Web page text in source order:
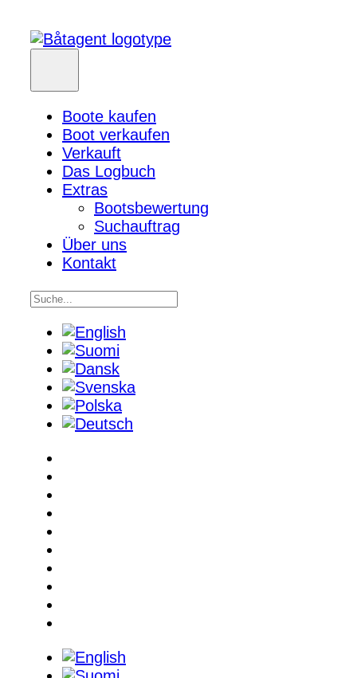
Boote kaufen
Boot verkaufen
Verkauft
Das Logbuch
Extras
Bootsbewertung
Suchauftrag
Über uns
Kontakt